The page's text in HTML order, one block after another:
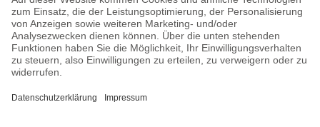
für Musik und Theater Hannover. Anschließend war sie an
verschiedenen Theatern engagiert. Seit1990 ist Nina Weniger
regelmäßig vor der Kamera tätig. Es begann mit einer kleinen Rolle
in der ZDF-Serie „Unser Lehrer Doktor Specht“. Durchgehende
Rollen hatte Nina Weniger durchgehende Rollen in „Robbie“ und
„Alarm für Cobra 11 – Die Autobahnpolizei“.